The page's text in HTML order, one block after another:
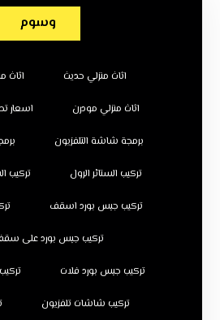
وسوم
اثاث منزلي حديث اثاث
اثاث منزلي مودرن اسعار
برمجة شاشة التلفزيون
تركيب الستائر الرول تركيب
تركيب جبس بورد اسقف
تركيب جبس بورد على
تركيب جبس بورد فلات
تركيب شاشات تلفزيون